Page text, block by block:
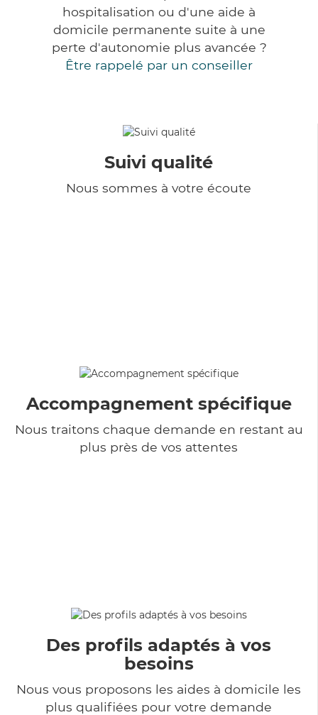
hospitalisation ou d'une aide à
domicile permanente suite à une
perte d'autonomie plus avancée ?
Être rappelé par un conseiller
Suivi qualité
Nous sommes à votre écoute
Accompagnement spécifique
Nous traitons chaque demande en restant au
plus près de vos attentes
Des profils adaptés à vos
besoins
Nous vous proposons les aides à domicile les
plus qualifiées pour votre demande